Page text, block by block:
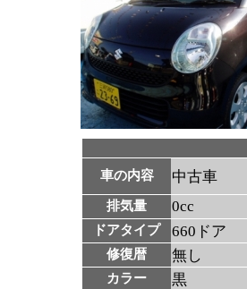
車の内容
中古車
排気量 0cc
ドアタイプ 660ドア
修復暦 無し
カラー 黒